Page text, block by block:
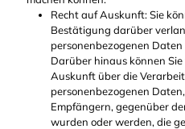
Recht auf Auskunft: Sie
Bestätigung darüber
personenbezogenen
Darüber hinaus können
Auskunft über die
personenbezogenen
Empfängern, gegenüber
wurden oder werden, die